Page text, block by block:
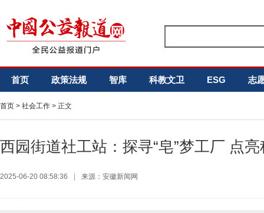
首页 政策法规 智库 科教文卫 ESG 志
首页 > 社会工作 > 正文
西园街道社工站：探寻“皂”梦工厂 点
2025-06-20 08:58:36 来源：安徽新闻网